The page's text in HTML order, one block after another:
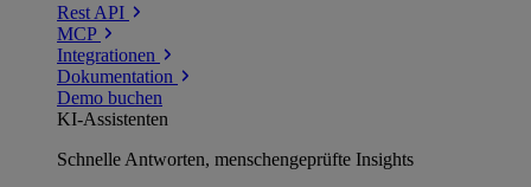
Rest API
MCP
Integrationen
Dokumentation
Demo buchen
KI-Assistenten
Schnelle Antworten, menschengeprüfte Insights